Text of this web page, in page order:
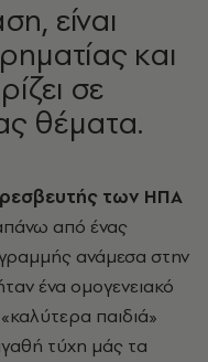
είναι
και
σε
θέματα.
των ΗΠΑ
από ένας
ανάμεσα στην
ένα ομογενειακό
παιδιά»
τύχη μάς τα